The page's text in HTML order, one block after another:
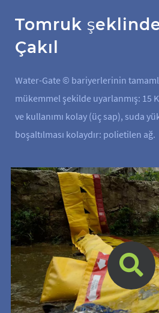
Tomruk
Çakıl
Water-Gate © bariyerlerinin
mükemmel şekilde uyarlanmış: 15
ve kullanımı kolay (üç sap), suda
boşaltılması kolaydır: polietilen ağ.